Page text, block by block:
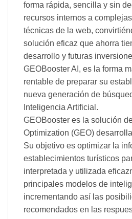
forma rápida, sencilla y sin
recursos internos a
técnicas de la web,
solución eficaz que ahorra
desarrollo y futuras
GEOBooster AI, es la forma
rentable de preparar su
nueva generación de
Inteligencia Artificial.
GEOBooster es la solución
Optimization (GEO)
Su objetivo es optimizar la
establecimientos turísticos
interpretada y utilizada
principales modelos de
incrementando así las
recomendados en las